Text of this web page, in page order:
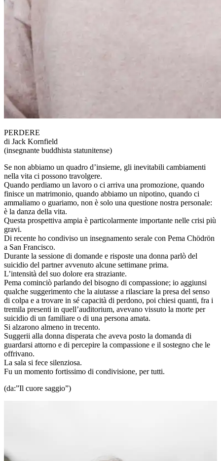
PERDERE
di Jack Kornfield
(insegnante buddhista statunitense)
Se non abbiamo un quadro d’insieme, gli inevitabili cambiamenti
nella vita ci possono travolgere.
Quando perdiamo un lavoro o ci arriva una promozione, quando
finisce un matrimonio, quando abbiamo un nipotino, quando ci
ammaliamo o guariamo, non è solo una questione nostra personale:
è la danza della vita.
Questa prospettiva ampia è particolarmente importante nelle crisi più
gravi.
Di recente ho condiviso un insegnamento serale con Pema Chödrön
a San Francisco.
Durante la sessione di domande e risposte una donna parlò del
suicidio del partner avvenuto alcune settimane prima.
L’intensità del suo dolore era straziante.
Pema cominciò parlando del bisogno di compassione; io aggiunsi
qualche suggerimento che la aiutasse a rilasciare la presa del senso
di colpa e a trovare in sé capacità di perdono, poi chiesi quanti, fra i
tremila presenti in quell’auditorium, avevano vissuto la morte per
suicidio di un familiare o di una persona amata.
Si alzarono almeno in trecento.
Suggerii alla donna disperata che aveva posto la domanda di
guardarsi attorno e di percepire la compassione e il sostegno che le
offrivano.
La sala si fece silenziosa.
Fu un momento fortissimo di condivisione, per tutti.
(da:”Il cuore saggio”)